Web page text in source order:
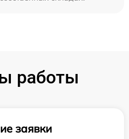
работы
заявки